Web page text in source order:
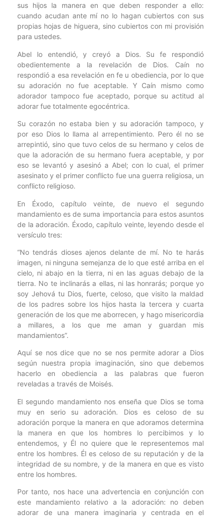
sus hijos la manera en que deben responder a ello:
cuando acudan ante mí no lo hagan cubiertos con sus
propias hojas de higuera, sino cubiertos con mi provisión
para ustedes.
Abel lo entendió, y creyó a Dios. Su fe respondió
obedientemente a la revelación de Dios. Caín no
respondió a esa revelación en fe u obediencia, por lo que
su adoración no fue aceptable. Y Caín mismo como
adorador tampoco fue aceptado, porque su actitud al
adorar fue totalmente egocéntrica.
Su corazón no estaba bien y su adoración tampoco, y
por eso Dios lo llama al arrepentimiento. Pero él no se
arrepintió, sino que tuvo celos de su hermano y celos de
que la adoración de su hermano fuera aceptable, y por
eso se levantó y asesinó a Abel; con lo cual, el primer
asesinato y el primer conflicto fue una guerra religiosa, un
conflicto religioso.
En Éxodo, capítulo veinte, de nuevo el segundo
mandamiento es de suma importancia para estos asuntos
de la adoración. Éxodo, capítulo veinte, leyendo desde el
versículo tres:
“No tendrás dioses ajenos delante de mí. No te harás
imagen, ni ninguna semejanza de lo que esté arriba en el
cielo, ni abajo en la tierra, ni en las aguas debajo de la
tierra. No te inclinarás a ellas, ni las honrarás; porque yo
soy Jehová tu Dios, fuerte, celoso, que visito la maldad
de los padres sobre los hijos hasta la tercera y cuarta
generación de los que me aborrecen, y hago misericordia
a millares, a los que me aman y guardan mis
mandamientos”.
Aquí se nos dice que no se nos permite adorar a Dios
según nuestra propia imaginación, sino que debemos
hacerlo en obediencia a las palabras que fueron
reveladas a través de Moisés.
El segundo mandamiento nos enseña que Dios se toma
muy en serio su adoración. Dios es celoso de su
adoración porque la manera en que adoramos determina
la manera en que los hombres lo percibimos y lo
entendemos, y Él no quiere que le representemos mal
entre los hombres. Él es celoso de su reputación y de la
integridad de su nombre, y de la manera en que es visto
entre los hombres.
Por tanto, nos hace una advertencia en conjunción con
este mandamiento relativo a la adoración: no deben
adorar de una manera imaginaria y centrada en el